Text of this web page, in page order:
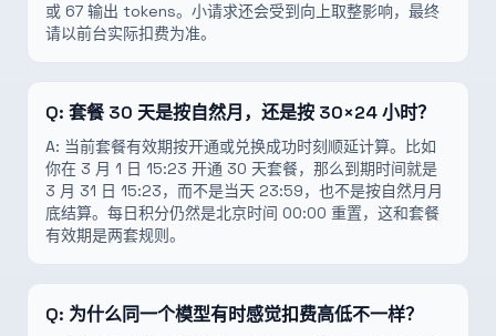
或 67 输出 tokens。小请求还会受到向上取整影响，最终
请以前台实际扣费为准。
Q: 套餐 30 天是按自然月，还是按 30×24 小时？
A: 当前套餐有效期按开通或兑换成功时刻顺延计算。比如
你在 3 月 1 日 15:23 开通 30 天套餐，那么到期时间就是
3 月 31 日 15:23，而不是当天 23:59，也不是按自然月月
底结算。每日积分仍然是北京时间 00:00 重置，这和套餐
有效期是两套规则。
Q: 为什么同一个模型有时感觉扣费高低不一样？